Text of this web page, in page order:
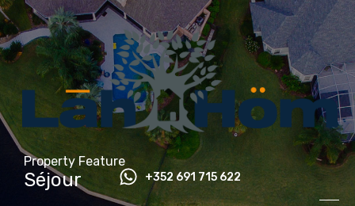
+352 691 715 622
Property Feature
Séjour